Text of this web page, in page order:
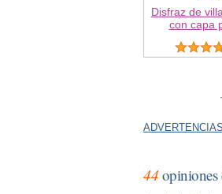
Disfraz de
con capa
44 opiniones